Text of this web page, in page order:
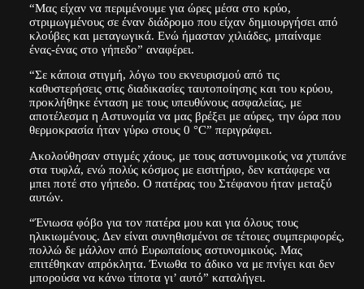
“Μας είχαν να περιμένουμε για ώρες μέσα στο κρύο,
στριμωγμένους σε έναν διάδρομο που είχαν δημιουργήσει από
κλούβες και μεταγωγικά. Ενώ ήμασταν χιλιάδες, μπαίναμε
ένας-ένας στο γήπεδο” αναφέρει.
“Σε κάποια στιγμή, λόγω του εκνευρισμού από τις
καθυστερήσεις στις διαδικασίες ταυτοποίησης και του κρύου,
προκλήθηκε ένταση με τους υπευθύνους ασφαλείας, με
αποτέλεσμα η Αστυνομία να μας βρέξει με αύρες, την ώρα που
θερμοκρασία ήταν γύρω στους 0 °C” περιγράφει.
Ακολούθησαν στιγμές χάους, με τους αστυνομικούς να χτυπάνε
στα τυφλά, ενώ πολύς κόσμος με εισιτήριο, δεν κατάφερε να
μπει ποτέ στο γήπεδο. Ο πατέρας του Στέφανου ήταν μεταξύ
αυτών.
“Ένιωσα φόβο για τον πατέρα μου και για όλους τους
ηλικιωμένους. Δεν είναι συνηθισμένοι σε τέτοιες συμπεριφορές,
πολλώ δε μάλλον από Ευρωπαίους αστυνομικούς. Μας
επιτέθηκαν απρόκλητα. Ένιωθα το άδικο να με πνίγει και δεν
μπορούσα να κάνω τίποτα γι’ αυτό” καταλήγει.